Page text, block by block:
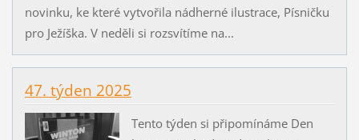
novinku, ke které vytvořila nádherné ilustrace, Písničku
pro Ježíška. V neděli si rozsvítíme na...
47. týden 2025
Tento týden si připomínáme Den